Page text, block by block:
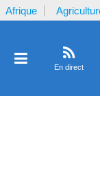
Afrique
En direct